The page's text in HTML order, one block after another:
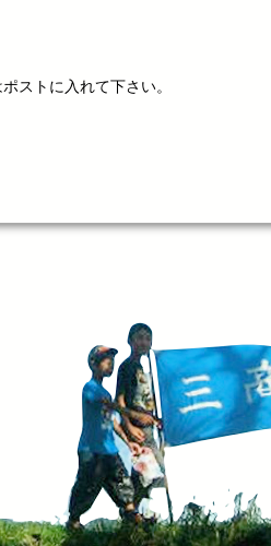
ストに入れて下さい。